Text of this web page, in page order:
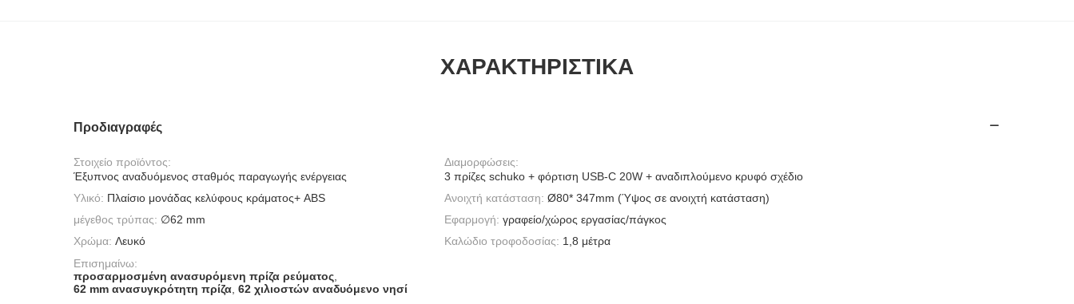
ΧΑΡΑΚΤΗΡΙΣΤΙΚΆ
Προδιαγραφές
Στοιχείο προϊόντος:
Έξυπνος αναδυόμενος σταθμός παραγωγής ενέργειας
Διαμορφώσεις:
3 πρίζες schuko + φόρτιση USB-C 20W + αναδιπλούμενο κρυφό σχέδιο
Υλικό: Πλαίσιο μονάδας κελύφους κράματος+ ABS Ανοιχτή κατάσταση: Ø80* 347mm (Ύψος σε ανοιχτή κατάσταση)
μέγεθος τρύπας: ∅62 mm Εφαρμογή: γραφείο/χώρος εργασίας/πάγκος
Χρώμα: Λευκό Καλώδιο τροφοδοσίας: 1,8 μέτρα
Επισημαίνω:
προσαρμοσμένη ανασυρόμενη πρίζα ρεύματος
62 mm ανασυγκρότητη πρίζα 62 χιλιοστών αναδυόμενο νησί